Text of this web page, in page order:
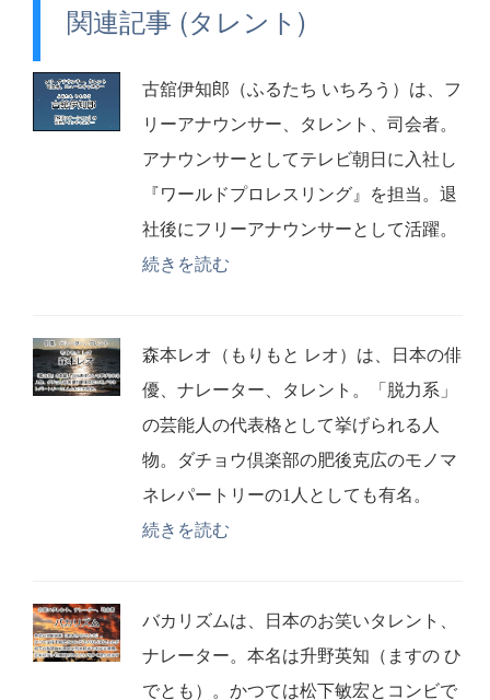
関連記事 (タレント)
古舘伊知郎（ふるたち いちろう）は、フ
リーアナウンサー、タレント、司会者。
アナウンサーとしてテレビ朝日に入社し
『ワールドプロレスリング』を担当。退
社後にフリーアナウンサーとして活躍。
続きを読む
森本レオ（もりもと レオ）は、日本の俳
優、ナレーター、タレント。「脱力系」
の芸能人の代表格として挙げられる人
物。ダチョウ倶楽部の肥後克広のモノマ
ネレパートリーの1人としても有名。
続きを読む
バカリズムは、日本のお笑いタレント、
ナレーター。本名は升野英知（ますの ひ
でとも）。かつては松下敏宏とコンビで